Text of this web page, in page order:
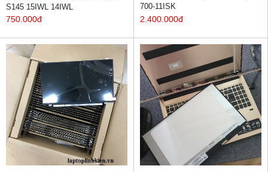
S145 15IWL 14IWL
750.000đ
700-11ISK
2.400.000đ